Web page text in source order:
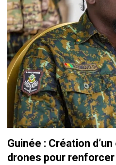
Guinée : Création
drones pour